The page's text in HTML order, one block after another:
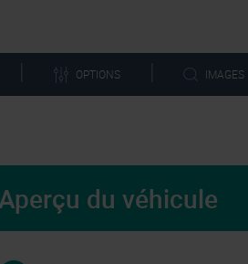
OPTIONS IMAGES
du véhicule